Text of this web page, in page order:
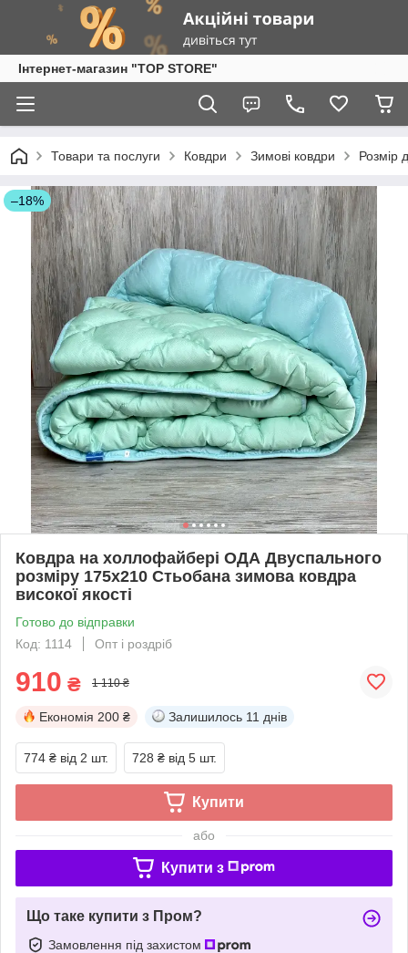
Інтернет-магазин "TOP STORE"
Товари та послуги Ковдри Зимові ковдри Розмір
–18%
Ковдра на холлофайбері ОДА Двуспального
розміру 175х210 Стьобана зимова ковдра
високої якості
Готово до відправки
Код: 1114
Опт і роздріб
910 ₴ 1 110 ₴
Економія 200 ₴ Залишилось 11 днів
774 ₴ від 2 шт. 728 ₴ від 5 шт.
Купити
або
Купити з
Що таке купити з Пром?
Замовлення під захистом